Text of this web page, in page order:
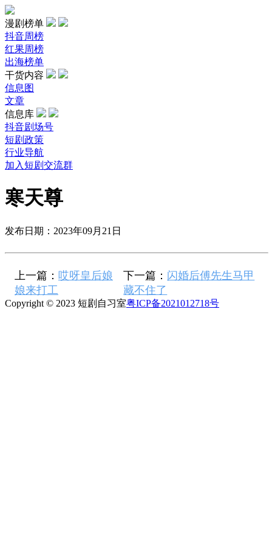
漫剧榜单
抖音周榜
红果周榜
出海榜单
干货内容
信息图
文章
信息库
抖音剧场号
短剧政策
行业导航
加入短剧交流群
寒天尊
发布日期：2023年09月21日
上一篇： 哎呀皇后娘
娘来打工
下一篇： 闪婚后傅先生马甲
藏不住了
Copyright © 2023 短剧自习室粤ICP备2021012718号